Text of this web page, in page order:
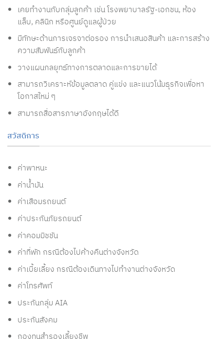
เคยทำงานกับกลุ่มลูกค้า เช่น โรงพยาบาลรัฐ-เอกชน, ห้อง
แล็บ, คลินิก หรือศูนย์ดูแลผู้ป่วย
มีทักษะด้านการเจรจาต่อรอง การนำเสนอสินค้า และการสร้าง
ความสัมพันธ์กับลูกค้า
วางแผนกลยุทธ์ทางการตลาดและการขายได้
สามารถวิเคราะห์ข้อมูลตลาด คู่แข่ง และแนวโน้มธุรกิจเพื่อหา
โอกาสใหม่ ๆ
สามารถสื่อสารภาษาอังกฤษได้ดี
สวัสดิการ
ค่าพาหนะ
ค่าน้ำมัน
ค่าเสือมรถยนต์
ค่าประกันภัยรถยนต์
ค่าคอมมิชชัน
ค่าที่พัก กรณีต้องไปค้างคืนต่างจังหวัด
ค่าเบี้ยเลี้ยง กรณีต้องเดินทางไปทำงานต่างจังหวัด
ค่าโทรศัพท์
ประกันกลุ่ม AIA
ประกันสังคม